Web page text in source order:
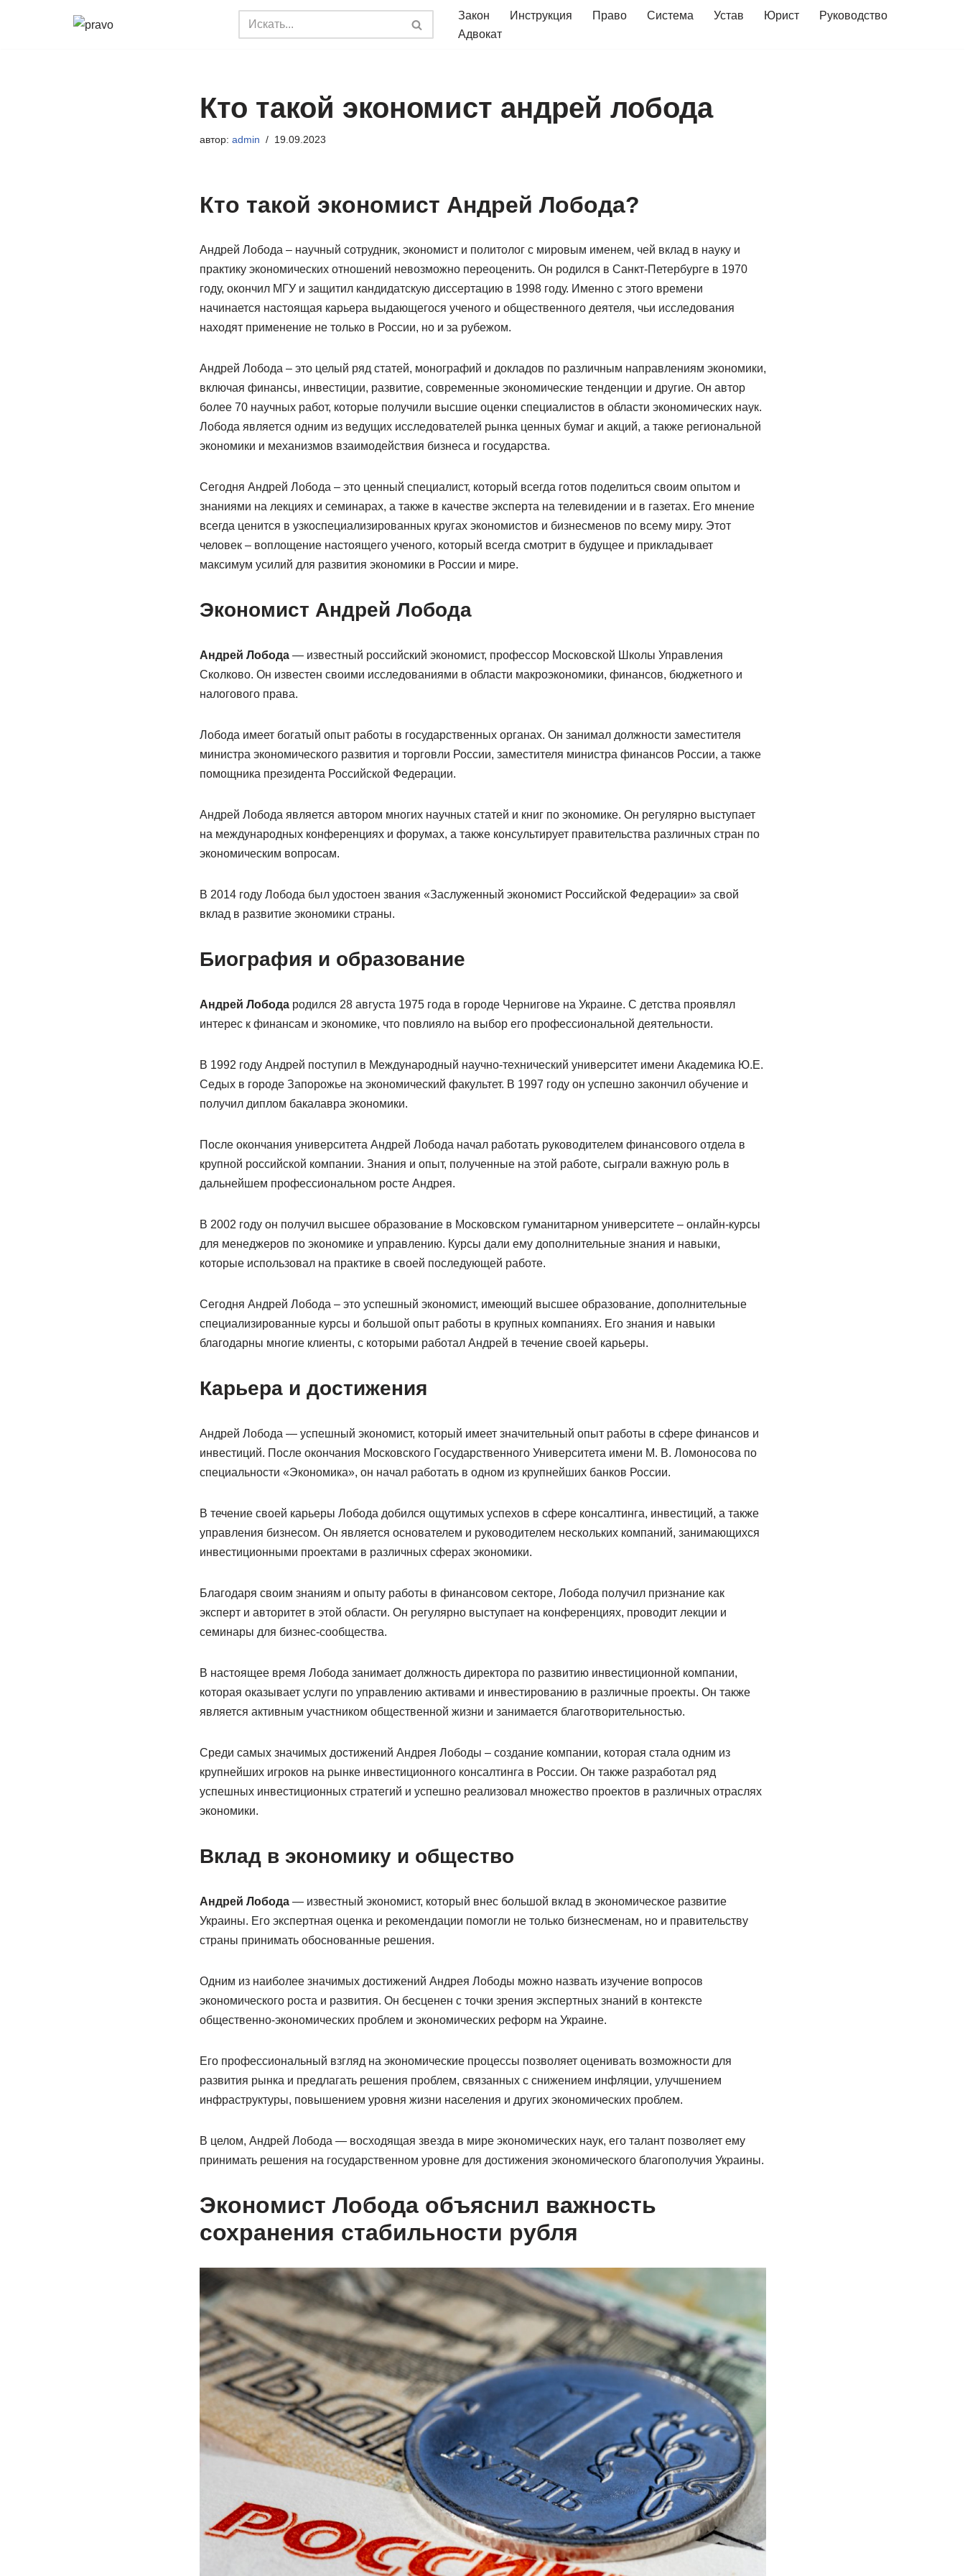
Закон Инструкция Право Система Устав Юрист
Руководство
Адвокат
Кто такой экономист андрей лобода
автор: admin 19.09.2023
Кто такой экономист Андрей Лобода?
Андрей Лобода – научный сотрудник, экономист и политолог с мировым именем, чей вклад в науку и
практику экономических отношений невозможно переоценить. Он родился в Санкт-Петербурге в 1970
году, окончил МГУ и защитил кандидатскую диссертацию в 1998 году. Именно с этого времени
начинается настоящая карьера выдающегося ученого и общественного деятеля, чьи исследования
находят применение не только в России, но и за рубежом.
Андрей Лобода – это целый ряд статей, монографий и докладов по различным направлениям экономики,
включая финансы, инвестиции, развитие, современные экономические тенденции и другие. Он автор
более 70 научных работ, которые получили высшие оценки специалистов в области экономических наук.
Лобода является одним из ведущих исследователей рынка ценных бумаг и акций, а также региональной
экономики и механизмов взаимодействия бизнеса и государства.
Сегодня Андрей Лобода – это ценный специалист, который всегда готов поделиться своим опытом и
знаниями на лекциях и семинарах, а также в качестве эксперта на телевидении и в газетах. Его мнение
всегда ценится в узкоспециализированных кругах экономистов и бизнесменов по всему миру. Этот
человек – воплощение настоящего ученого, который всегда смотрит в будущее и прикладывает
максимум усилий для развития экономики в России и мире.
Экономист Андрей Лобода
Андрей Лобода— известный российский экономист, профессор Московской Школы Управления
Сколково. Он известен своими исследованиями в области макроэкономики, финансов, бюджетного и
налогового права.
Лобода имеет богатый опыт работы в государственных органах. Он занимал должности заместителя
министра экономического развития и торговли России, заместителя министра финансов России, а также
помощника президента Российской Федерации.
Андрей Лобода является автором многих научных статей и книг по экономике. Он регулярно выступает
на международных конференциях и форумах, а также консультирует правительства различных стран по
экономическим вопросам.
В 2014 году Лобода был удостоен звания «Заслуженный экономист Российской Федерации» за свой
вклад в развитие экономики страны.
Биография и образование
Андрей Лободародился 28 августа 1975 года в городе Чернигове на Украине. С детства проявлял
интерес к финансам и экономике, что повлияло на выбор его профессиональной деятельности.
В 1992 году Андрей поступил в Международный научно-технический университет имени Академика Ю.Е.
Седых в городе Запорожье на экономический факультет. В 1997 году он успешно закончил обучение и
получил диплом бакалавра экономики.
После окончания университета Андрей Лобода начал работать руководителем финансового отдела в
крупной российской компании. Знания и опыт, полученные на этой работе, сыграли важную роль в
дальнейшем профессиональном росте Андрея.
В 2002 году он получил высшее образование в Московском гуманитарном университете – онлайн-курсы
для менеджеров по экономике и управлению. Курсы дали ему дополнительные знания и навыки,
которые использовал на практике в своей последующей работе.
Сегодня Андрей Лобода – это успешный экономист, имеющий высшее образование, дополнительные
специализированные курсы и большой опыт работы в крупных компаниях. Его знания и навыки
благодарны многие клиенты, с которыми работал Андрей в течение своей карьеры.
Карьера и достижения
Андрей Лобода — успешный экономист, который имеет значительный опыт работы в сфере финансов и
инвестиций. После окончания Московского Государственного Университета имени М. В. Ломоносова по
специальности «Экономика», он начал работать в одном из крупнейших банков России.
В течение своей карьеры Лобода добился ощутимых успехов в сфере консалтинга, инвестиций, а также
управления бизнесом. Он является основателем и руководителем нескольких компаний, занимающихся
инвестиционными проектами в различных сферах экономики.
Благодаря своим знаниям и опыту работы в финансовом секторе, Лобода получил признание как
эксперт и авторитет в этой области. Он регулярно выступает на конференциях, проводит лекции и
семинары для бизнес-сообщества.
В настоящее время Лобода занимает должность директора по развитию инвестиционной компании,
которая оказывает услуги по управлению активами и инвестированию в различные проекты. Он также
является активным участником общественной жизни и занимается благотворительностью.
Среди самых значимых достижений Андрея Лободы – создание компании, которая стала одним из
крупнейших игроков на рынке инвестиционного консалтинга в России. Он также разработал ряд
успешных инвестиционных стратегий и успешно реализовал множество проектов в различных отраслях
экономики.
Вклад в экономику и общество
Андрей Лобода— известный экономист, который внес большой вклад в экономическое развитие
Украины. Его экспертная оценка и рекомендации помогли не только бизнесменам, но и правительству
страны принимать обоснованные решения.
Одним из наиболее значимых достижений Андрея Лободы можно назвать изучение вопросов
экономического роста и развития. Он бесценен с точки зрения экспертных знаний в контексте
общественно-экономических проблем и экономических реформ на Украине.
Его профессиональный взгляд на экономические процессы позволяет оценивать возможности для
развития рынка и предлагать решения проблем, связанных с снижением инфляции, улучшением
инфраструктуры, повышением уровня жизни населения и других экономических проблем.
В целом, Андрей Лобода — восходящая звезда в мире экономических наук, его талант позволяет ему
принимать решения на государственном уровне для достижения экономического благополучия Украины.
Экономист Лобода объяснил важность
сохранения стабильности рубля